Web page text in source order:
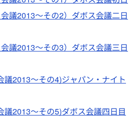
議2013～その2）ダボス会議二日
議2013～その3）ダボス会議三日
議2013～その4)ジャパン・ナイト
議2013～その5)ダボス会議四日目